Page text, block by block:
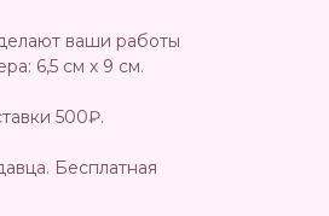
ваши работы
6,5 см х 9 см.
500₽.
Бесплатная